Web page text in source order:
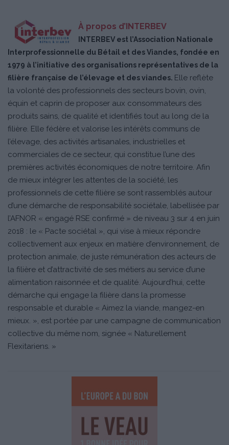
À propos d’INTERBEV
INTERBEV est l’Association Nationale
Interprofessionnelle du Bétail et des Viandes, fondée en
1979 à l’initiative des organisations représentatives de la
filière française de l’élevage et des viandes. Elle reflète
la volonté des professionnels des secteurs bovin, ovin,
équin et caprin de proposer aux consommateurs des
produits sains, de qualité et identifiés tout au long de la
filière. Elle fédère et valorise les intérêts communs de
l’élevage, des activités artisanales, industrielles et
commerciales de ce secteur, qui constitue l’une des
premières activités économiques de notre territoire. Afin
de mieux intégrer les attentes de la société, les
professionnels de cette filière se sont rassemblés autour
d’une démarche de responsabilité sociétale, labellisée par
l’AFNOR « engagé RSE confirmé » de niveau 3 sur 4 en juin
2018 : le « Pacte sociétal », qui vise à mieux répondre
collectivement aux enjeux en matière d’environnement, de
protection animale, de juste rémunération des acteurs de
la filière et d’attractivité de ses métiers au service d’une
alimentation raisonnée et de qualité. Aujourd’hui, cette
démarche qui engage la filière dans la promesse
responsable et durable « Aimez la viande, mangez-en
mieux. », est portée par une campagne de communication
collective du même nom, signée « Naturellement
Flexitariens. »